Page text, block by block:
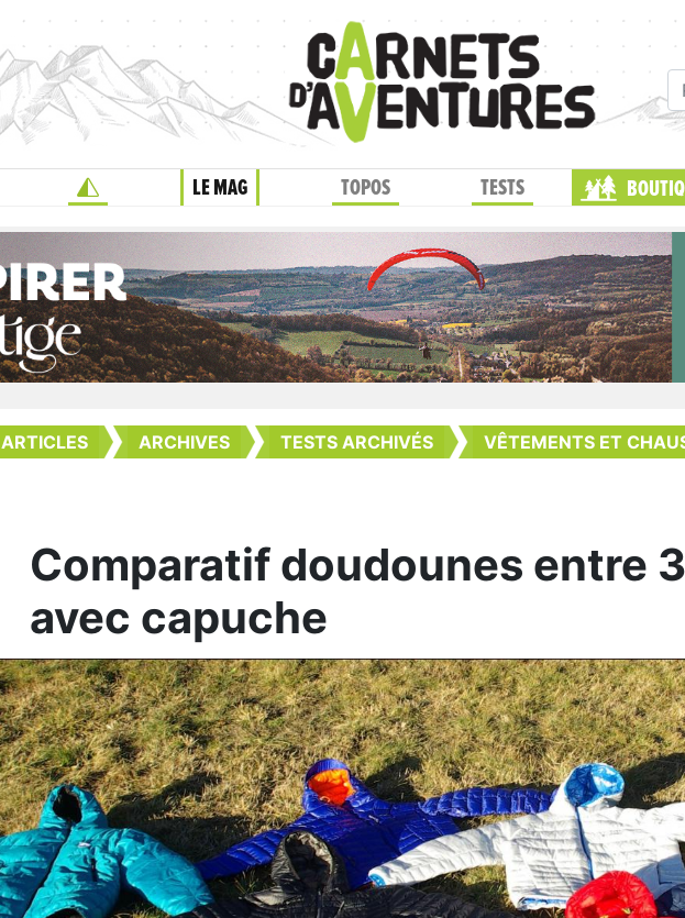
LE MAG TOPOS TESTS
ARTICLES ARCHIVES TESTS ARCHIVÉS VÊTEMENTS ET
Comparatif doudounes entre
avec capuche